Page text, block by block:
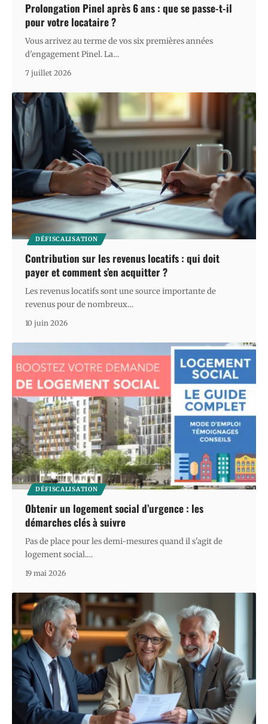
Prolongation Pinel après 6 ans : que se passe-t-il
pour votre locataire ?
Vous arrivez au terme de vos six premières années
d'engagement Pinel. La…
7 juillet 2026
DÉFISCALISATION
Contribution sur les revenus locatifs : qui doit
payer et comment s’en acquitter ?
Les revenus locatifs sont une source importante de
revenus pour de nombreux…
10 juin 2026
DÉFISCALISATION
Obtenir un logement social d’urgence : les
démarches clés à suivre
Pas de place pour les demi-mesures quand il s'agit de
logement social.…
19 mai 2026